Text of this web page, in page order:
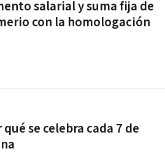
salarial y suma fija de
con la homologación
se celebra cada 7 de